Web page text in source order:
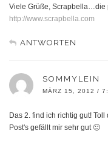
Viele Grüße, Scrapbella…die
http://www.scrapbella.com
ANTWORTEN
SOMMYLEIN
MÄRZ 15, 2012 /
Das 2. find ich richtig gut!
Post's gefällt mir sehr gut 🙂